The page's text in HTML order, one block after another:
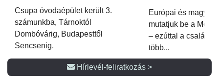
Csupa óvodaépület került 3.
számunkba, Tárnoktól
Dombóvárig, Budapesttől
Sencsenig.
Európai és magyar
mutatjuk be a
– ezúttal a családi
több...
Hírlevél-feliratkozás >